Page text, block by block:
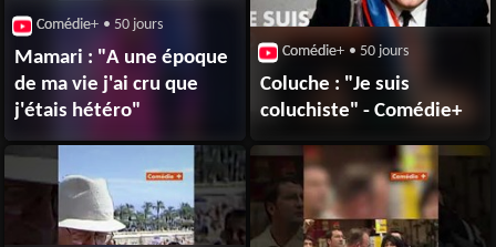
Comédie+ • 50 jours
Mamari : "A une époque
de ma vie j'ai cru que
j'étais hétéro"
Comédie+ • 50 jours
Coluche : "Je suis
coluchiste" - Comédie+